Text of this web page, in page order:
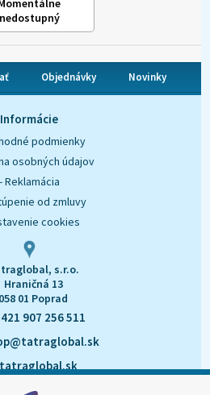
nedostupný
Objednávky Novinky
Informácie
podmienky
osobných údajov
- Reklamácia
od zmluvy
cookies
s.r.o.
Hraničná 13
058 01 Poprad
907 256 511